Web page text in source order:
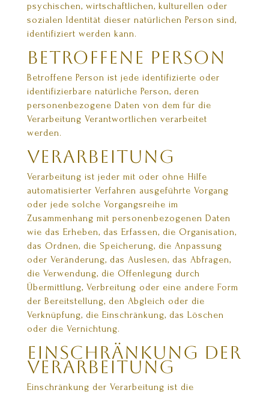
psychischen, wirtschaftlichen, kulturellen oder
sozialen Identität dieser natürlichen Person sind,
identifiziert werden kann.
betroffene Person
Betroffene Person ist jede identifizierte oder
identifizierbare natürliche Person, deren
personenbezogene Daten von dem für die
Verarbeitung Verantwortlichen verarbeitet
werden.
Verarbeitung
Verarbeitung ist jeder mit oder ohne Hilfe
automatisierter Verfahren ausgeführte Vorgang
oder jede solche Vorgangsreihe im
Zusammenhang mit personenbezogenen Daten
wie das Erheben, das Erfassen, die Organisation,
das Ordnen, die Speicherung, die Anpassung
oder Veränderung, das Auslesen, das Abfragen,
die Verwendung, die Offenlegung durch
Übermittlung, Verbreitung oder eine andere Form
der Bereitstellung, den Abgleich oder die
Verknüpfung, die Einschränkung, das Löschen
oder die Vernichtung.
Einschränkung der
Verarbeitung
Einschränkung der Verarbeitung ist die